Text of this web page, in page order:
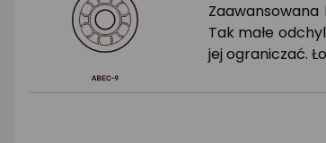
Zaawansowana
Tak małe
jej ograniczać.